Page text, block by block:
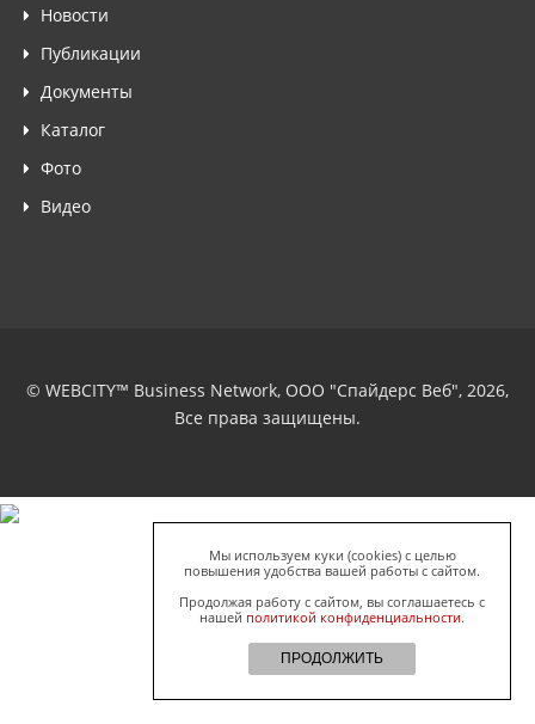
Новости
Публикации
Документы
Каталог
Фото
Видео
© WEBCITY™ Business Network, ООО "Спайдерс Веб", 2026,
Все права защищены.
Мы используем куки (cookies) с целью
повышения удобства вашей работы с сайтом.
Продолжая работу с сайтом, вы соглашаетесь с
нашей политикой конфиденциальности.
ПРОДОЛЖИТЬ